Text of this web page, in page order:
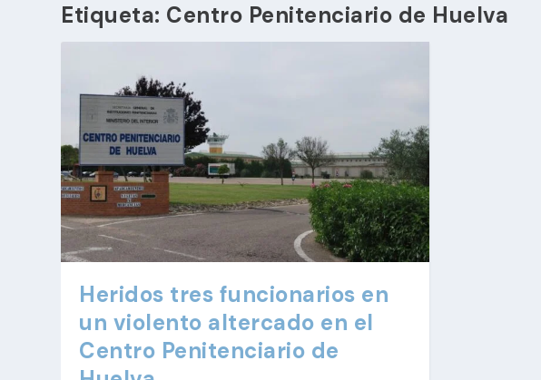
Etiqueta: Centro Penitenciario de Huelva
Heridos tres funcionarios en
un violento altercado en el
Centro Penitenciario de